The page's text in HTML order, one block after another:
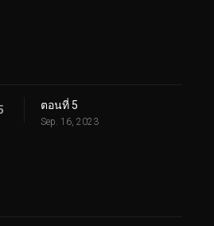
ตอนที่ 5
Sep. 16, 2023